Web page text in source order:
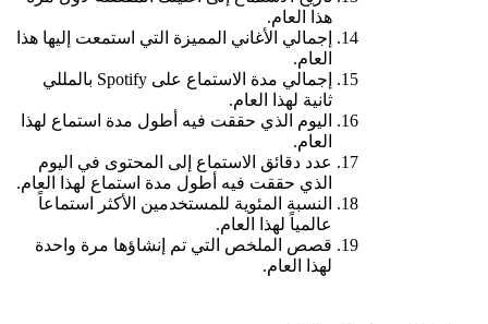
هذا العام.
إجمالي الأغاني المميزة التي استمعت إليها هذا
العام.
إجمالي مدة الاستماع على Spotify بالمللي
ثانية لهذا العام.
اليوم الذي حققت فيه أطول مدة استماع لهذا
العام.
عدد دقائق الاستماع إلى المحتوى في اليوم
الذي حققت فيه أطول مدة استماع لهذا العام.
النسبة المئوية للمستخدمين الأكثر استماعاً
عالمياً لهذا العام.
قصص الملخص التي تم إنشاؤها مرة واحدة
لهذا العام.